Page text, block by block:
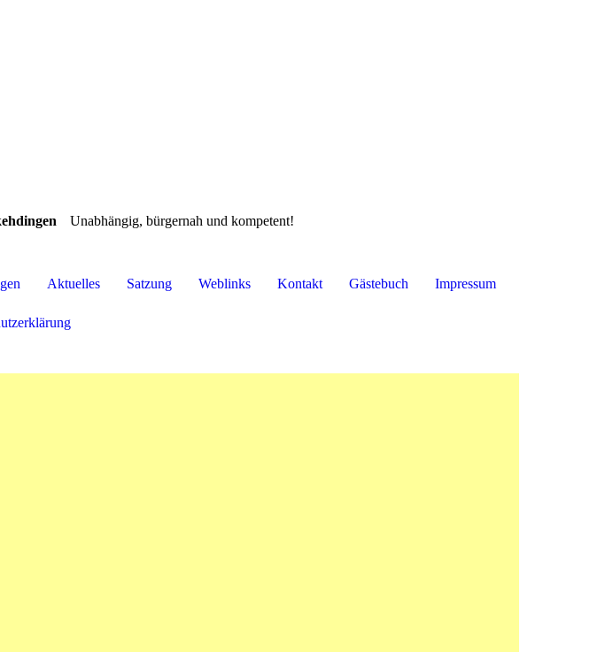
Unabhängig, bürgernah und kompetent!
Aktuelles Satzung Weblinks Kontakt Gästebuch Impressum